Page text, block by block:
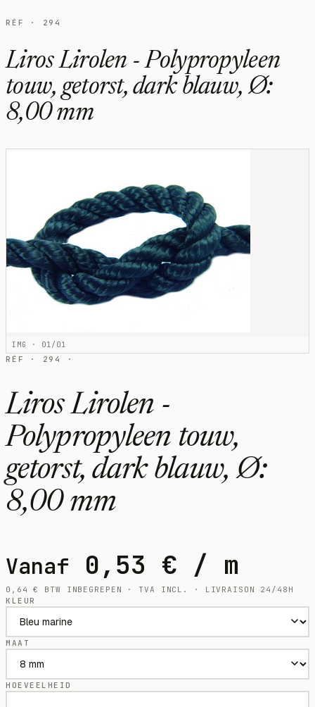
RÉF · 294
Liros Lirolen - Polypropyleen
touw, getorst, dark blauw, Ø:
8,00 mm
IMG · 01/01
RÉF · 294 ·
Liros Lirolen -
Polypropyleen touw,
getorst, dark blauw, Ø:
8,00 mm
Vanaf 0,53 € / m
0,64€
BTW INBEGREPEN · TVA INCL. · LIVRAISON 24/48H
KLEUR
MAAT
HOEVEELHEID